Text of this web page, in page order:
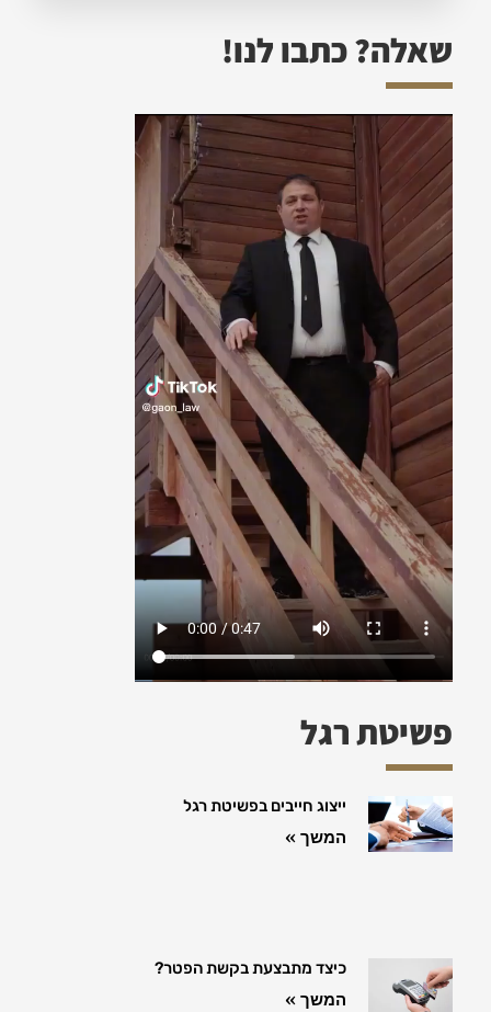
שאלה? כתבו לנו!
פשיטת רגל
ייצוג חייבים בפשיטת רגל
המשך »
כיצד מתבצעת בקשת הפטר?
המשך »